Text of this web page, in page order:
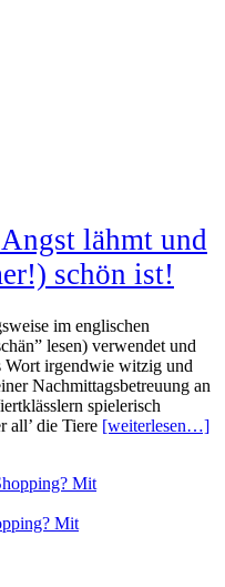
lähmt und
schön ist!
im englischen
lesen) verwendet und
Wort irgendwie witzig und
Nachmittagsbetreuung an
spielerisch
all’ die Tiere [weiterlesen…]
Mit